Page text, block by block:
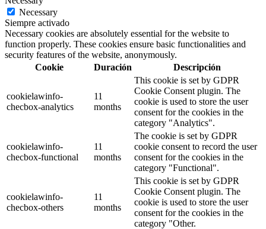
Necessary
Siempre activado
Necessary cookies are absolutely essential for the website to
function properly. These cookies ensure basic functionalities and
security features of the website, anonymously.
Cookie
Duración Descripción
cookielawinfo-
checbox-analytics
11
months
This cookie is set by GDPR
Cookie Consent plugin. The
cookie is used to store the user
consent for the cookies in the
category "Analytics".
cookielawinfo-
checbox-functional
11
months
The cookie is set by GDPR
cookie consent to record the user
consent for the cookies in the
category "Functional".
cookielawinfo-
checbox-others
11
months
This cookie is set by GDPR
Cookie Consent plugin. The
cookie is used to store the user
consent for the cookies in the
category "Other.